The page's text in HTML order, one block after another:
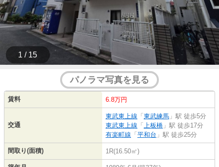
1 / 15
パノラマ写真を見る
賃料 6.8万円
交通
東武東上線 「 東武練馬 」駅 徒歩5分
東武東上線 「 上板橋 」駅 徒歩17分
有楽町線 「 平和台 」駅 徒歩25分
間取り(面積) 1R(16.50㎡)